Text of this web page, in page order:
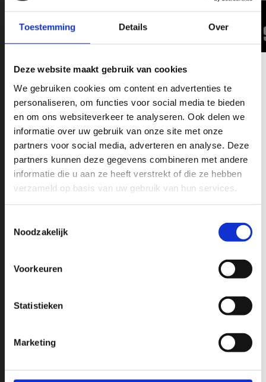
Toestemming Details Over
Deze website maakt gebruik van cookies
We gebruiken cookies om content en advertenties te
personaliseren, om functies voor social media te bieden
en om ons websiteverkeer te analyseren. Ook delen we
informatie over uw gebruik van onze site met onze
partners voor social media, adverteren en analyse. Deze
partners kunnen deze gegevens combineren met andere
informatie die u aan ze heeft verstrekt of die ze hebben
verzameld op basis van uw gebruik van hun services.
Noodzakelijk
Voorkeuren
Statistieken
Marketing
Blijf op de hoogte:
Schrijf je in voor onze
Schrijf je hier in op onze Nieuwsbrief!
Wil jij op de hoogte blijven op o.a het gebied van Pick-Ups,
nieuwe modellen, fiscale tips en leuke acties? schrijf je in op
onze nieuwsbrief en mis nooit de recente ontwikkelingen op het
gebied van RAM, Chevrolet en GMC Pick-Up Trucks.
Email*